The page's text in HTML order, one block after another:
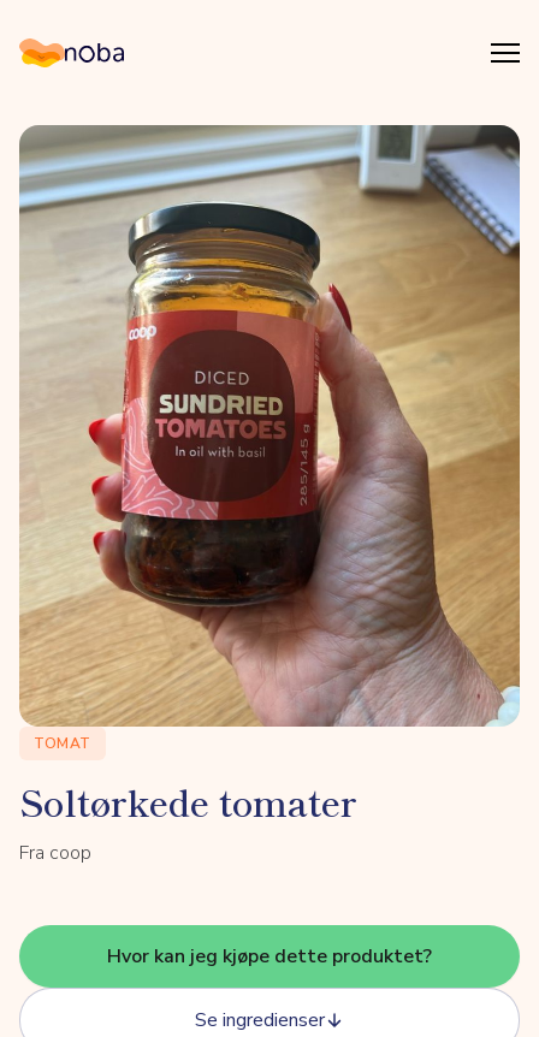
Noba
TOMAT
Soltørkede tomater
Fra coop
Hvor kan jeg kjøpe dette produktet?
Se ingredienser